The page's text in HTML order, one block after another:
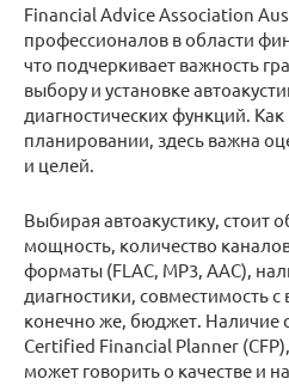
Financial Advice Association
профессионалов в области
что подчеркивает важность
выбору и установке
диагностических функций.
планировании, здесь важна
и целей.
Выбирая автоакустику, стоит
мощность, количество
форматы (FLAC, MP3, AAC),
диагностики, совместимость
конечно же, бюджет. Наличие
Certified Financial Planner
может говорить о качестве и